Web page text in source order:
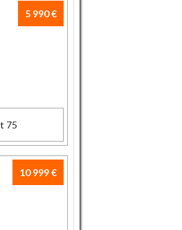
5 990 €
75
10 999 €